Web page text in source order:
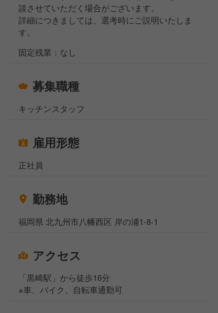
談させていただく場合がございます。
詳細につきましては、選考時にご説明いたしま
す。
固定残業：なし
募集職種
キッチンスタッフ
雇用形態
正社員
勤務地
福岡県 北九州市八幡西区 岸の浦1-8-1
アクセス
「黒崎駅」から徒歩16分
※車、バイク、自転車通勤可